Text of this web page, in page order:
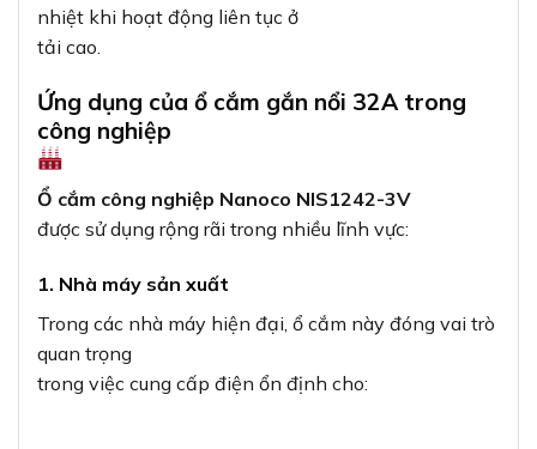
nhiệt khi hoạt động liên tục ở
tải cao.
Ứng dụng của ổ cắm gắn nổi 32A trong
công nghiệp
Ổ cắm công nghiệp Nanoco NIS1242-3V
được sử dụng rộng rãi trong nhiều lĩnh vực:
1. Nhà máy sản xuất
Trong các nhà máy hiện đại, ổ cắm này đóng vai trò
quan trọng
trong việc cung cấp điện ổn định cho: